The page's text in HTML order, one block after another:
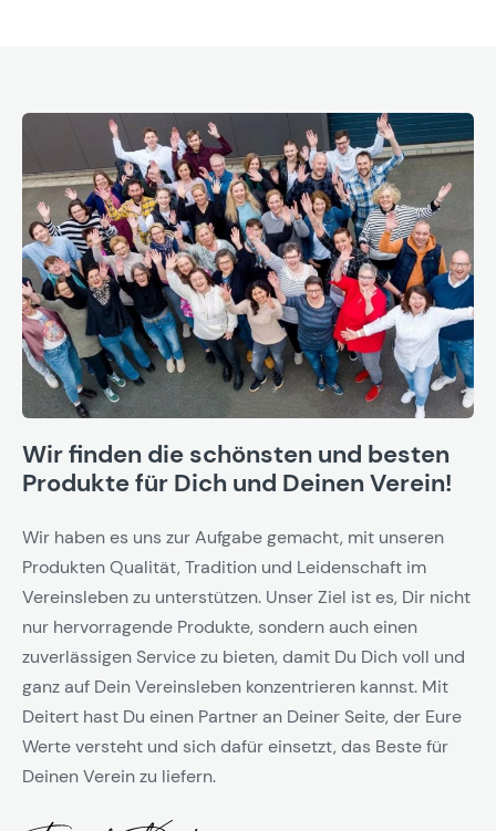
Wir finden die schönsten und besten
Produkte für Dich und Deinen Verein!
Wir haben es uns zur Aufgabe gemacht, mit unseren
Produkten Qualität, Tradition und Leidenschaft im
Vereinsleben zu unterstützen. Unser Ziel ist es, Dir nicht
nur hervorragende Produkte, sondern auch einen
zuverlässigen Service zu bieten, damit Du Dich voll und
ganz auf Dein Vereinsleben konzentrieren kannst. Mit
Deitert hast Du einen Partner an Deiner Seite, der Eure
Werte versteht und sich dafür einsetzt, das Beste für
Deinen Verein zu liefern.